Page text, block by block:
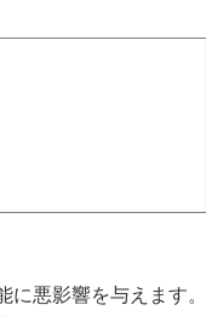
悪影響を与えます。